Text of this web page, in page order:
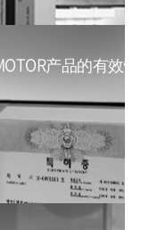
产品的有效性